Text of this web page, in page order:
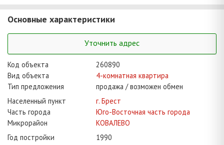
Основные характеристики
Уточнить адрес
Код объекта
260890
Вид объекта
4-комнатная квартира
Тип предложения
продажа / возможен обмен
Населенный пункт
г. Брест
Часть города
Юго-Восточная часть города
Микрорайон
КОВАЛЕВО
Год постройки
1990